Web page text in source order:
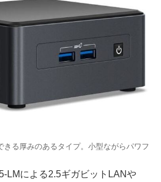
きる厚みのあるタイプ。小型ながらパワフ
LMによる2.5ギガビットLANや